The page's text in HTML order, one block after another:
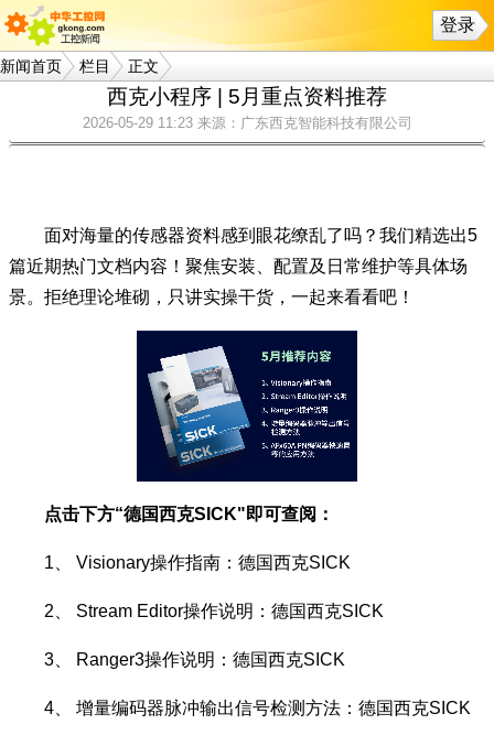
登录
新闻首页 栏目 正文
西克小程序 | 5月重点资料推荐
2026-05-29 11:23 来源：广东西克智能科技有限公司
面对海量的传感器资料感到眼花缭乱了吗？我们精选出5
篇近期热门文档内容！聚焦安装、配置及日常维护等具体场
景。拒绝理论堆砌，只讲实操干货，一起来看看吧！
点击下方“德国西克SICK"即可查阅：
1、 Visionary操作指南： 德国西克SICK
2、 Stream Editor操作说明： 德国西克SICK
3、 Ranger3操作说明： 德国西克SICK
4、 增量编码器脉冲输出信号检测方法： 德国西克SICK